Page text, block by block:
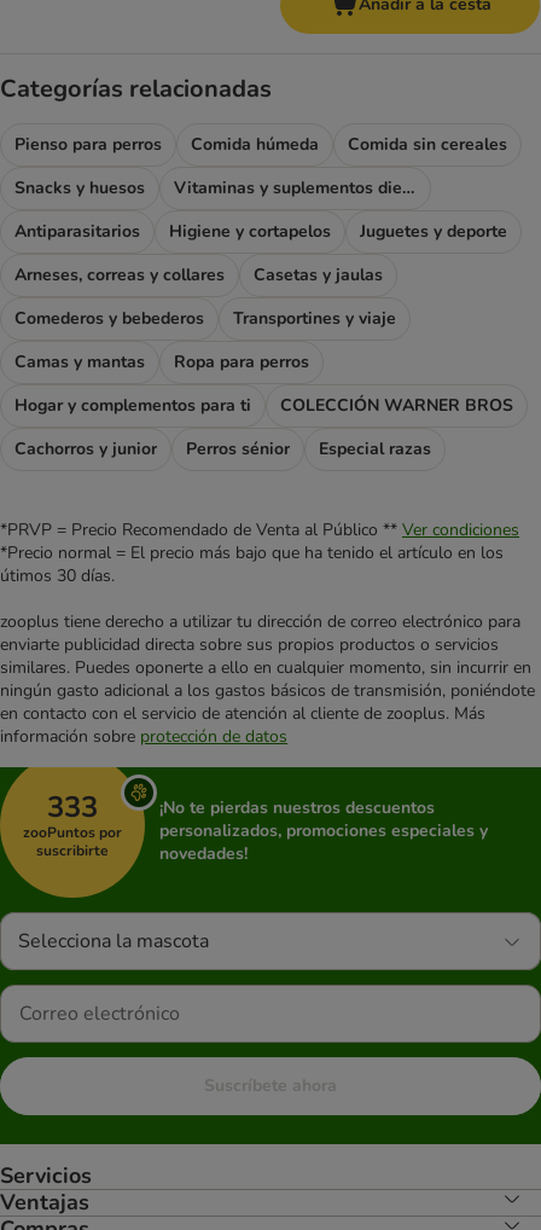
Categorías relacionadas
Pienso para perros Comida húmeda
Comida sin cereales
Snacks y huesos
Vitaminas y suplementos dietéticos
Antiparasitarios
Higiene y cortapelos
Juguetes y deporte
Arneses, correas y collares
Casetas y jaulas
Comederos y bebederos
Transportines y viaje
Camas y mantas
Ropa para perros
Hogar y complementos para ti
COLECCIÓN WARNER BROS
Cachorros y junior
Perros sénior Especial razas
*PRVP = Precio Recomendado de Venta al Público ** Ver condiciones
*Precio normal = El precio más bajo que ha tenido el artículo en los
útimos 30 días.
zooplus tiene derecho a utilizar tu dirección de correo electrónico para
enviarte publicidad directa sobre sus propios productos o servicios
similares. Puedes oponerte a ello en cualquier momento, sin incurrir en
ningún gasto adicional a los gastos básicos de transmisión, poniéndote
en contacto con el servicio de atención al cliente de zooplus. Más
información sobre protección de datos
333
zooPuntos por
suscribirte
¡No te pierdas nuestros descuentos
personalizados, promociones especiales y
novedades!
Selecciona la mascota
Suscríbete ahora
Servicios
Ventajas